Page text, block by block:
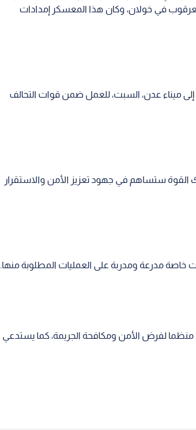
في خولان، وكان هذا المعسكر إمدادات
ميناء عدن، السبت، للعمل ضمن قوات التحالف
القوة ستساهم في جهود تعزيز الأمن والاستقرار
مدرعة ومدربة على العمليات المطلوبة منها.
لفرض الأمن ومكافحة الجريمة، كما يستدعي